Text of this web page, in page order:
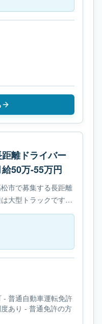
離ドライバー
50万-55万円
市で募集する長距離
大型トラックです。
。
- 普通自動車運転免許
あり - 普通免許の方